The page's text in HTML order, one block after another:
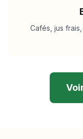
Cafés, jus